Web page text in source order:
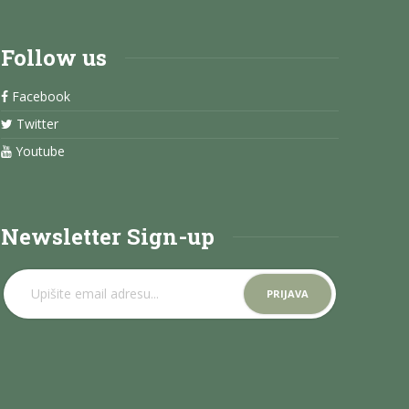
Follow us
Facebook
Twitter
Youtube
Newsletter Sign-up